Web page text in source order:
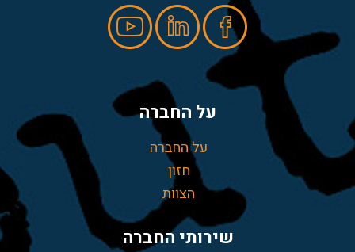
על החברה
על החברה
חזון
הצוות
שירותי החברה